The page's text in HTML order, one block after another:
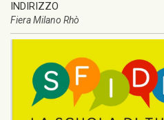
INDIRIZZO
Fiera Milano Rhò